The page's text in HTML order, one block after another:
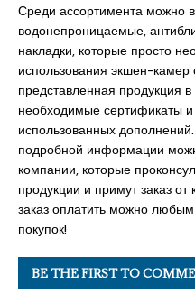
Среди ассортимента можно
водонепроницаемые,
накладки, которые просто
использования экшен-
представленная продукция
необходимые сертификаты и
использованных
подробной информации
компании, которые
продукции и примут заказ
заказ оплатить можно
покупок!
BE THE FIRST TO